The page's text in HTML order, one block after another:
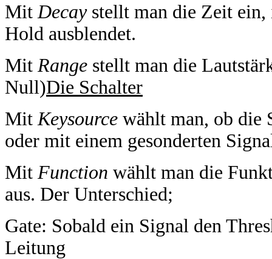
Mit Decaystellt man die Zeit ein,
Hold ausblendet.
Mit Range stellt man die
Null)Die Schalter
Mit Keysource wählt man, ob die
oder mit einem gesonderten
Mit Function wählt man die
aus. Der Unterschied;
Gate: Sobald ein Signal den
Leitung